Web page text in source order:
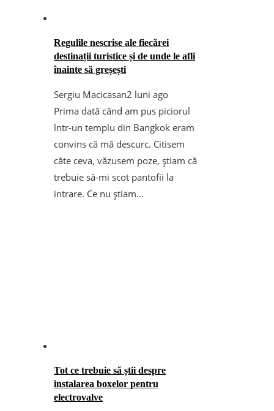
Regulile nescrise ale fiecărei
destinații turistice și de unde le afli
înainte să greșești
Sergiu Macicasan2 luni ago
Prima dată când am pus piciorul
într-un templu din Bangkok eram
convins că mă descurc. Citisem
câte ceva, văzusem poze, știam că
trebuie să-mi scot pantofii la
intrare. Ce nu știam...
Tot ce trebuie să știi despre
instalarea boxelor pentru
electrovalve